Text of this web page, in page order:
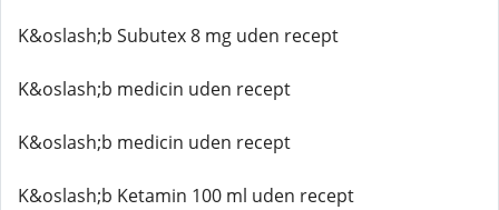
K&oslash;b Subutex 8 mg uden recept
K&oslash;b medicin uden recept
K&oslash;b medicin uden recept
K&oslash;b Ketamin 100 ml uden recept